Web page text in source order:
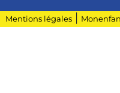
Mentions légales|